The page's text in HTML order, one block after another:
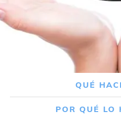
QUÉ
POR QUÉ LO